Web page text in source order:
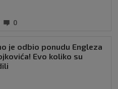
0
je odbio ponudu Engleza
Evo koliko su